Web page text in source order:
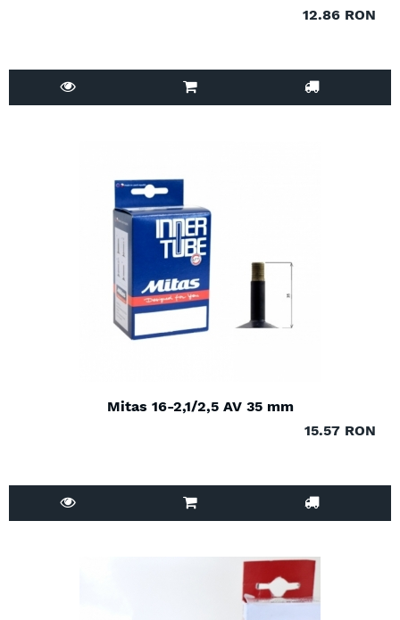
12.86 RON
Mitas 16-2,1/2,5 AV 35 mm
15.57 RON